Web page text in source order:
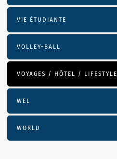
VIE ÉTUDIANTE
VOLLEY-BALL
VOYAGES / HÔTEL / LIFESTYLE
WEL
WORLD